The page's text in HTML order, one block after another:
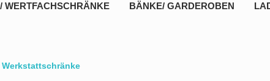
WERTFACHSCHRÄNKE BÄNKE/ GARDEROBEN
Werkstattschränke